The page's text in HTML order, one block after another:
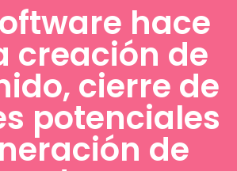
hace
creación de
cierre de
potenciales
de